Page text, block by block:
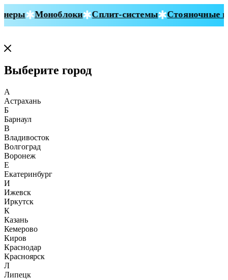
Моноблоки Сплит-системы Стояночные
Выберите город
А
Астрахань
Б
Барнаул
В
Владивосток
Волгоград
Воронеж
Е
Екатеринбург
И
Ижевск
Иркутск
К
Казань
Кемерово
Киров
Краснодар
Красноярск
Л
Липецк